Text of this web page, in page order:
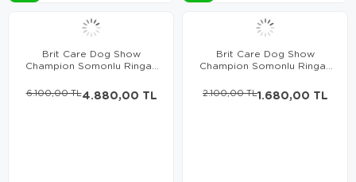
Brit Care Dog Show
Champion Somonlu Ringalı
4.880,00 TL
6.100,00 TL
Brit Care Dog Show
Champion Somonlu Ringalı
1.680,00 TL
2.100,00 TL